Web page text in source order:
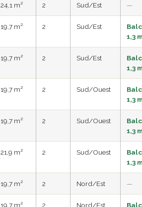
24,1 m² 2 Sud/Est —
19,7 m² 2 Sud/Est
1,3
19,7 m² 2 Sud/Est
1,3
19,7 m² 2 Sud/Ouest
1,3
19,7 m² 2 Sud/Ouest
1,3
21,9 m² 2 Sud/Ouest
1,3
19,7 m² 2 Nord/Est —
19,7 m² 2 Nord/Est